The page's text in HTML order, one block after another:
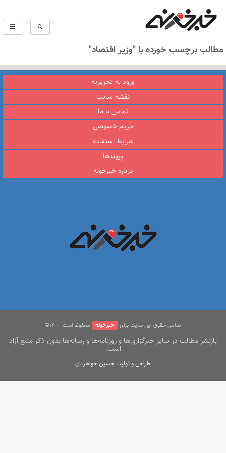
مطالب برچسب خورده با "وزیر اقتصاد"
ورود به تحریریه
نقشه سایت
تماس با ما
حریم خصوصی
شرایط استفاده
پیوندها
درباره خبرخونه
تمامی حقوق این سایت برای خبرخونه محفوظ است. ۱400©
بازنشر مطالب در سایر خبرگزاری‌ها و روزنامه‌ها و رسانه‌ها بدون ذکر منبع آزاد
است.
طراحی و تولید: حسین جواهریان